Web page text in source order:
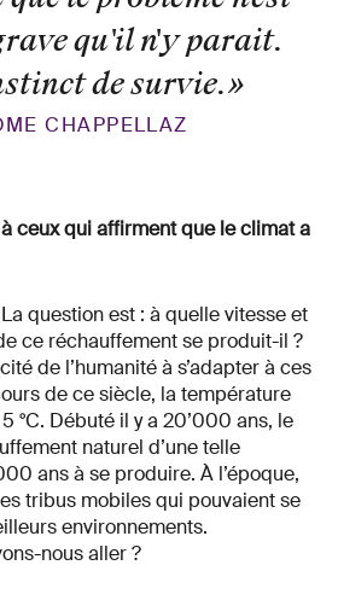
qu'il n'y parait.
de survie.»
CHAPPELLAZ
ceux qui affirment que le climat a
question est : à quelle vitesse et
ce réchauffement se produit-il ?
de l’humanité à s’adapter à ces
de ce siècle, la température
°C. Débuté il y a 20’000 ans, le
naturel d’une telle
ans à se produire. À l’époque,
tribus mobiles qui pouvaient se
environnements.
nous aller ?